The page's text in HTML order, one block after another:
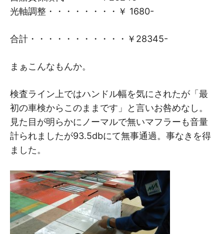
光軸調整・・・・・・・・￥ 1680-
合計・・・・・・・・・・・￥28345-
まぁこんなもんか。
検査ライン上ではハンドル幅を気にされたが「最
初の車検からこのままです」と言いお咎めなし。
見た目が明らかにノーマルで無いマフラーも音量
計られましたが93.5dbにて無事通過。事なきを得
ました。